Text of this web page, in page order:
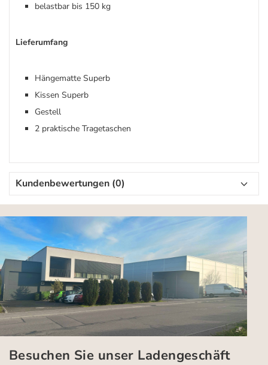
belastbar bis 150 kg
Lieferumfang
Hängematte Superb
Kissen Superb
Gestell
2 praktische Tragetaschen
Kundenbewertungen (0)
Besuchen Sie unser Ladengeschäft